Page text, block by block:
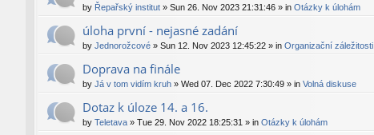
by Řepařský institut » Sun 26. Nov 2023 21:31:46 » in Otázky k úlohám
úloha první - nejasné zadání
by Jednorožcové » Sun 12. Nov 2023 12:45:22 » in Organizační záležitosti
Doprava na finále
by Já v tom vidím kruh » Wed 07. Dec 2022 7:30:49 » in Volná diskuse
Dotaz k úloze 14. a 16.
by Teletava » Tue 29. Nov 2022 18:25:31 » in Otázky k úlohám